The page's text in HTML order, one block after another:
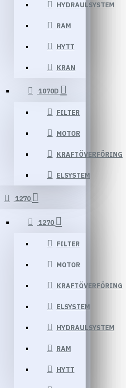
HYDRAULSYSTEM
RAM
HYTT
KRAN
1070D
FILTER
MOTOR
KRAFTÖVERFÖRING
ELSYSTEM
1270
1270
FILTER
MOTOR
KRAFTÖVERFÖRING
ELSYSTEM
HYDRAULSYSTEM
RAM
HYTT